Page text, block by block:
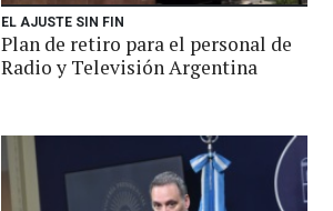
EL AJUSTE SIN FIN
Plan de retiro para el personal de
Radio y Televisión Argentina